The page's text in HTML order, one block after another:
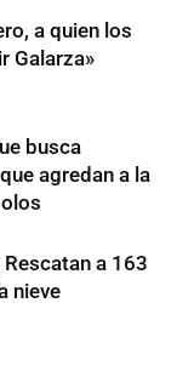
a quien los
Galarza»
busca
agredan a la
a 163
nieve